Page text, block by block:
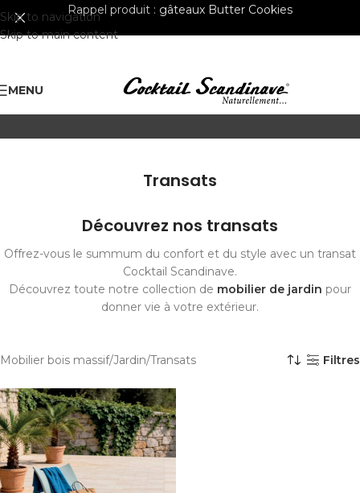
Skip to navigation
Skip to main content
Rappel produit : gâteaux Butter Cookies
MENU
Transats
Découvrez nos transats
Offrez-vous le summum du confort et du style avec un transat
Cocktail Scandinave.
Découvrez toute notre collection de mobilier de jardin pour
donner vie à votre extérieur.
Mobilier bois massif Jardin Transats Filtres